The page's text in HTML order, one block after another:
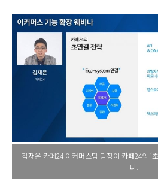
김재은 카페24 이커머스팀 팀장이 카페24의 ‘
다.